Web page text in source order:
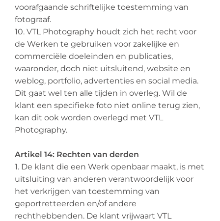
voorafgaande schriftelijke toestemming van
fotograaf.
10. VTL Photography houdt zich het recht voor
de Werken te gebruiken voor zakelijke en
commerciële doeleinden en publicaties,
waaronder, doch niet uitsluitend, website en
weblog, portfolio, advertenties en social media.
Dit gaat wel ten alle tijden in overleg. Wil de
klant een specifieke foto niet online terug zien,
kan dit ook worden overlegd met VTL
Photography.
Artikel 14: Rechten van derden
1. De klant die een Werk openbaar maakt, is met
uitsluiting van anderen verantwoordelijk voor
het verkrijgen van toestemming van
geportretteerden en/of andere
rechthebbenden. De klant vrijwaart VTL